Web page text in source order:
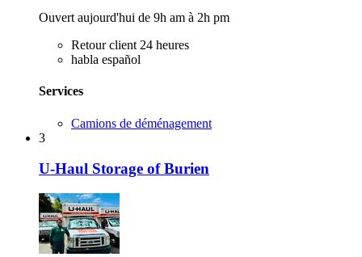
Ouvert aujourd'hui de 9h am à 2h pm
Retour client 24 heures
habla español
Services
Camions de déménagement
3
U-Haul Storage of Burien